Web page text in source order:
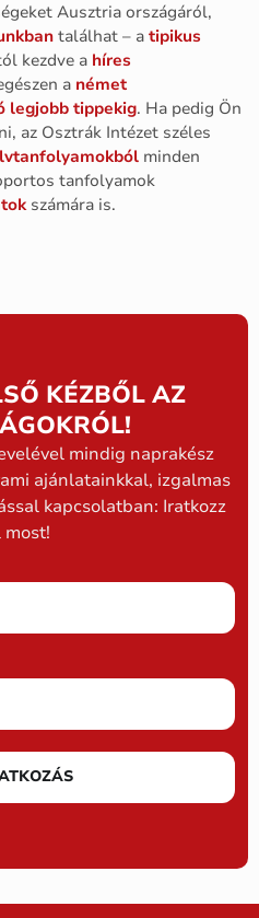
Ausztria országáról,
találhat – a tipikus
kezdve a híres
a német
legjobb tippekig. Ha pedig Ön
az Osztrák Intézet széles
minden
tanfolyamok
számára is.
KÉZBŐL AZ
mindig naprakész
ajánlatainkkal, izgalmas
kapcsolatban: Iratkozz